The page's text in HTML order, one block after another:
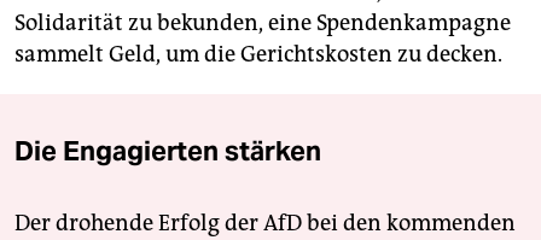
Solidarität zu bekunden, eine Spendenkampagne
sammelt Geld, um die Gerichtskosten zu decken.
Die Engagierten stärken
Der drohende Erfolg der AfD bei den kommenden